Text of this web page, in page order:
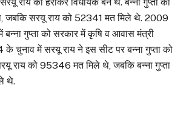
सरयू राय को 52341 मत मिले थे. 2009
गुप्ता को सरकार में कृषि व आवास मंत्री
के चुनाव में सरयू राय ने इस सीट पर बन्ना गुप्ता को
राय को 95346 मत मिले थे, जबकि बन्ना गुप्ता
थे.